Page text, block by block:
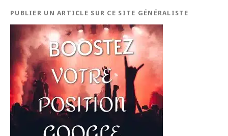
PUBLIER UN ARTICLE SUR CE SITE GÉNÉRALISTE